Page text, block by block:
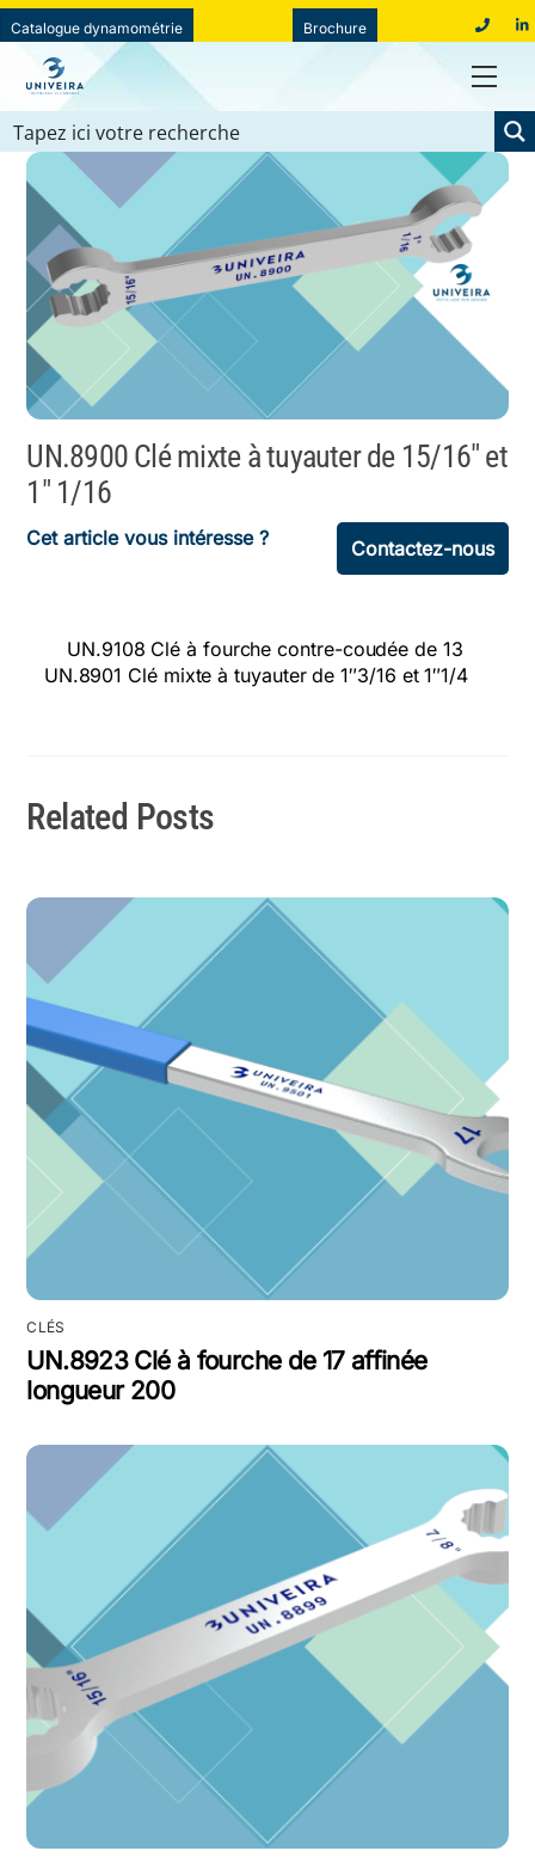
Skip
to
content
Catalogue dynamométrie Brochure
01
39
40
UN.8900 Clé mixte à tuyauter de 15/16″ et
1″ 1/16
Cet article vous intéresse ? Contactez-nous
UN.9108 Clé à fourche contre-coudée de 13
UN.8901 Clé mixte à tuyauter de 1″3/16 et 1″1/4
Related Posts
CLÉS
UN.8923 Clé à fourche de 17 affinée
longueur 200